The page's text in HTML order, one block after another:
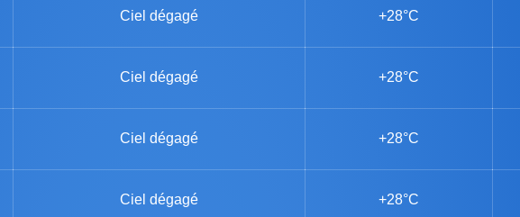
Ciel dégagé +28°C
Ciel dégagé +28°C
Ciel dégagé +28°C
Ciel dégagé +28°C